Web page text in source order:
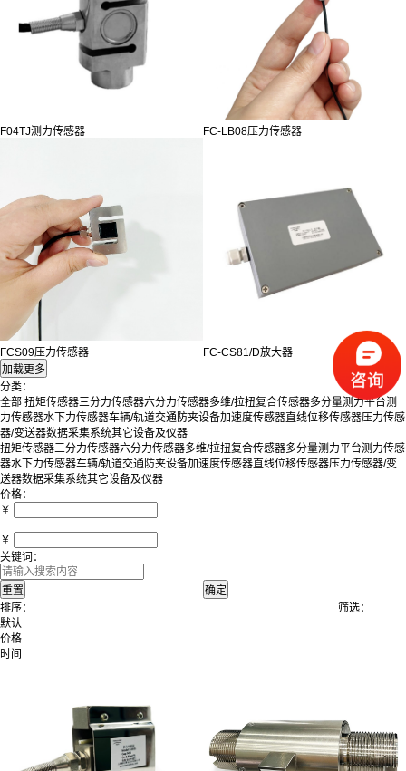
F04TJ测力传感器 FC-LB08压力传感器
FCS09压力传感器 FC-CS81/D放大器
分类：
全部 扭矩传感器三分力传感器六分力传感器多维/拉扭复合传感器多分量测力平台测
力传感器水下力传感器车辆/轨道交通防夹设备加速度传感器直线位移传感器压力传感
器/变送器数据采集系统其它设备及仪器
扭矩传感器三分力传感器六分力传感器多维/拉扭复合传感器多分量测力平台测力传感
器水下力传感器车辆/轨道交通防夹设备加速度传感器直线位移传感器压力传感器/变
送器数据采集系统其它设备及仪器
价格：
￥
——
￥
关键词：
排序：
默认
价格
时间
筛选：